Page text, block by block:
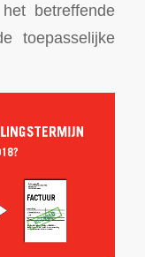
betreffende
toepasselijke